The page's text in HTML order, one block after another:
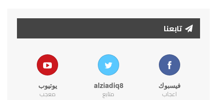
تابعنا
فيسبوك
اعجاب
alziadiq8
متابع
يوتيوب
معجب